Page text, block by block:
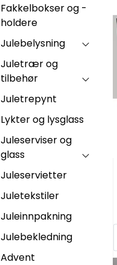
Fakkelbokser og -
holdere
Julebelysning
Juletrær og
tilbehør
Juletrepynt
Lykter og lysglass
Juleserviser og
glass
Juleservietter
Juletekstiler
Juleinnpakning
Julebekledning
Advent